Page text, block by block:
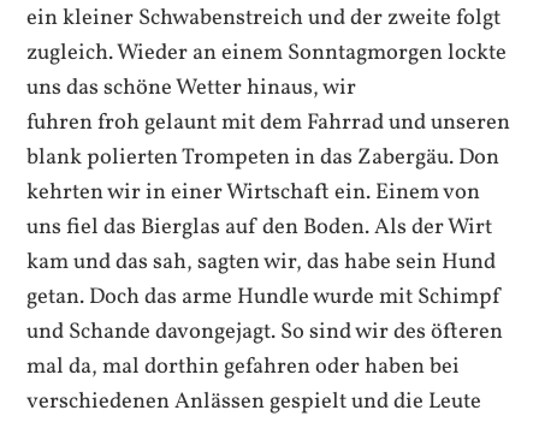
ein kleiner Schwabenstreich und der zweite folgt
zugleich. Wieder an einem Sonntagmorgen lockte
uns das schöne Wetter hinaus, wir
fuhren froh gelaunt mit dem Fahrrad und unseren
blank polierten Trompeten in das Zabergäu. Don
kehrten wir in einer Wirtschaft ein. Einem von
uns fiel das Bierglas auf den Boden. Als der Wirt
kam und das sah, sagten wir, das habe sein Hund
getan. Doch das arme Hundle wurde mit Schimpf
und Schande davongejagt. So sind wir des öfteren
mal da, mal dorthin gefahren oder haben bei
verschiedenen Anlässen gespielt und die Leute